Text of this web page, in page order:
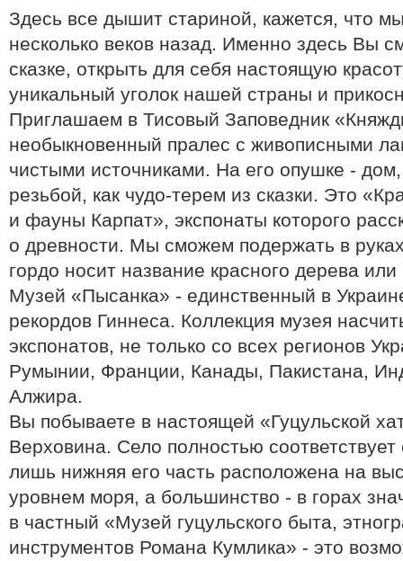
Здесь все дышит стариной, кажется, что
несколько веков назад. Именно здесь Вы
сказке, открыть для себя настоящую
уникальный уголок нашей страны и
Приглашаем в Тисовый Заповедник
необыкновенный пралес с живописными
чистыми источниками. На его опушке -
резьбой, как чудо-терем из сказки. Это
и фауны Карпат», экспонаты которого
о древности. Мы сможем подержать в
гордо носит название красного дерева
Музей «Пысанка» - единственный в
рекордов Гиннеса. Коллекция музея
экспонатов, не только со всех регионов
Румынии, Франции, Канады, Пакистана,
Алжира.
Вы побываете в настоящей «Гуцульской
Верховина. Село полностью
лишь нижняя его часть расположена на
уровнем моря, а большинство - в горах
в частный «Музей гуцульского быта,
инструментов Романа Кумлика» - это